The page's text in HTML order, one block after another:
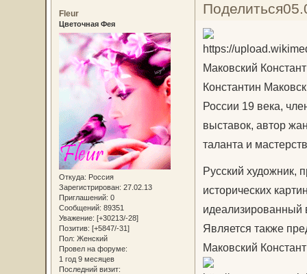
Поделиться
Fleur
Цветочная Фея
Откуда: Россия
Зарегистрирован: 27.02.13
Приглашений: 0
Сообщений: 89351
Уважение: [+30213/-28]
Позитив: [+5847/-31]
Пол: Женский
Провел на форуме:
1 год 9 месяцев
Последний визит:
Маковский
Константин
России 19 века,
выставок, автор
таланта и
Русский художник,
исторических
идеализированный
Является также
Маковский